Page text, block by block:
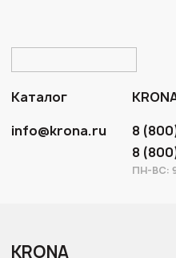
Каталог
info@krona.ru
8
8
ПН-ВС:
KRONA